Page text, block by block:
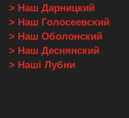
> Наш Дарницкий
> Наш Голосеевский
> Наш Оболонский
> Наш Деснянский
> Наші Лубни